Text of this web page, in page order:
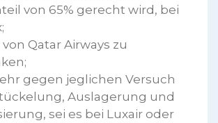
von 65% gerecht wird, bei
Qatar Airways zu
gegen jeglichen Versuch
Auslagerung und
sei es bei Luxair oder